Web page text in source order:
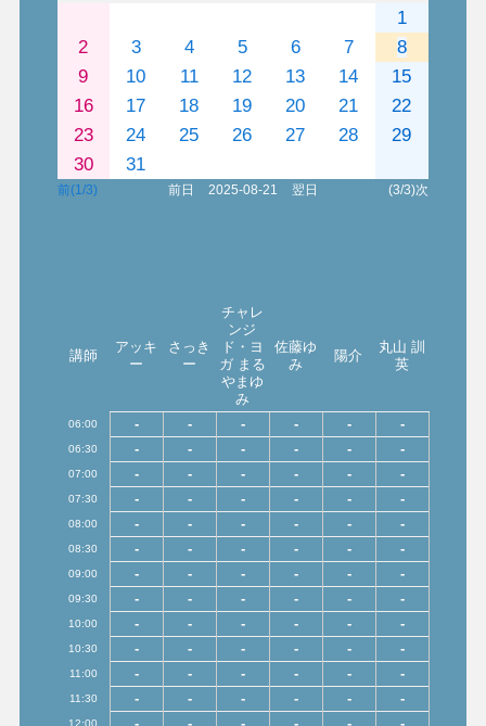
1
2
3 4 5 6 7
8
9
10 11 12 13 14
15
16
17 18 19 20 21
22
23
24 25 26 27 28
29
30
31
前(1/3) 前日 2025-08-21 翌日 (3/3)次
講師
アッキ
ー
さっき
ー
チャレ
ンジ
ド・ヨ
ガ まる
やまゆ
み
佐藤ゆ
み
陽介
丸山 訓
英
06:00 - - - - - -
06:30 - - - - - -
07:00 - - - - - -
07:30 - - - - - -
08:00 - - - - - -
08:30 - - - - - -
09:00 - - - - - -
09:30 - - - - - -
10:00 - - - - - -
10:30 - - - - - -
11:00 - - - - - -
11:30 - - - - - -
12:00